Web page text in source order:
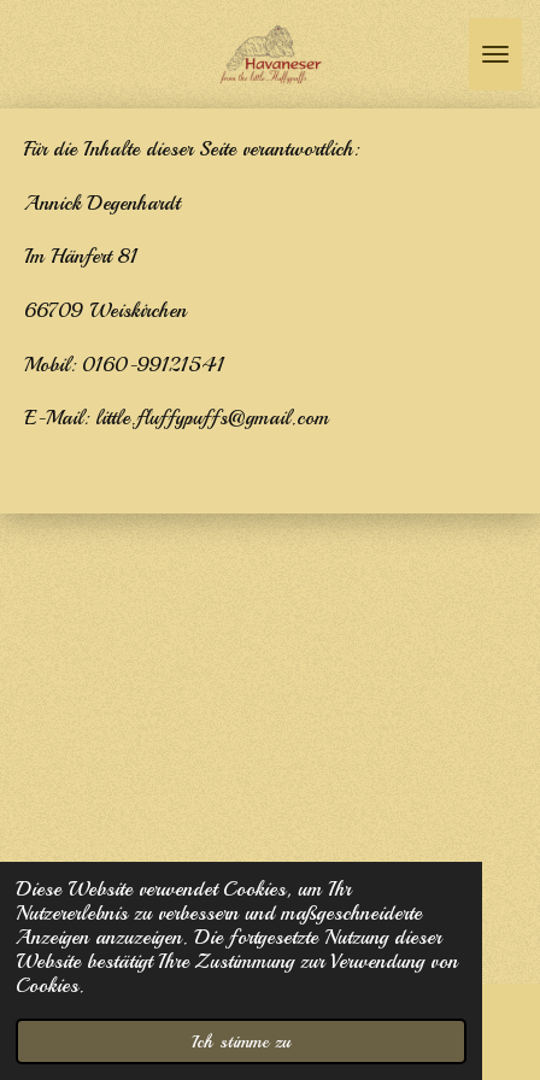
Diese Website verwendet Cookies, um Ihr
Nutzererlebnis zu verbessern und maßgeschneiderte
Anzeigen anzuzeigen. Die fortgesetzte Nutzung dieser
Website bestätigt Ihre Zustimmung zur Verwendung von
Cookies.
Ich stimme zu
Für die Inhalte dieser Seite verantwortlich:
Annick Degenhardt
Im Hänfert 81
66709 Weiskirchen
Mobil: 0160-99121541
E-Mail: little.fluffypuffs@gmail.com
© 2023 - 2026 Havaneser from the little Fluffypuffs